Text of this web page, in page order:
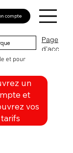
Page
d'acc
compte
et pour
un
et
vos
tarifs